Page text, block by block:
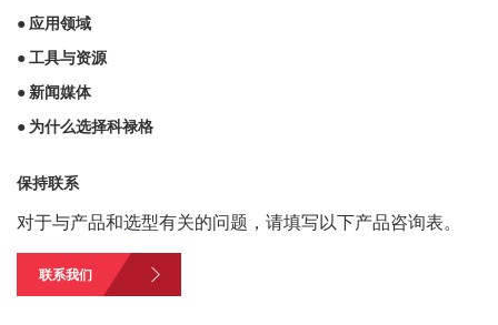
● 应用领域
● 工具与资源
● 新闻媒体
● 为什么选择科禄格
保持联系
对于与产品和选型有关的问题，请填写以下产品咨询表。
联系我们